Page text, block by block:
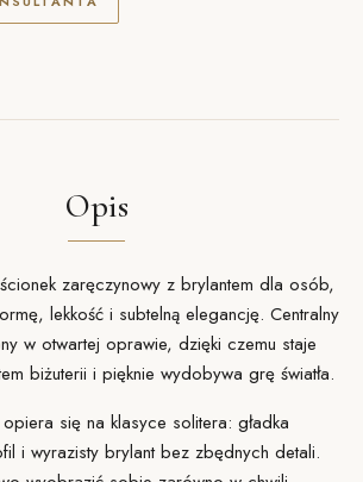
Opis
zaręczynowy z brylantem dla osób,
lekkość i subtelną elegancję. Centralny
w otwartej oprawie, dzięki czemu staje
biżuterii i pięknie wydobywa grę światła.
się na klasyce solitera: gładka
i wyrazisty brylant bez zbędnych detali.